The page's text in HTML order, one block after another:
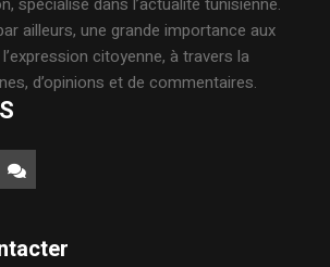
ailleurs, une grande importance aux
citoyenne, à travers la
d’opinions et de commentaires.